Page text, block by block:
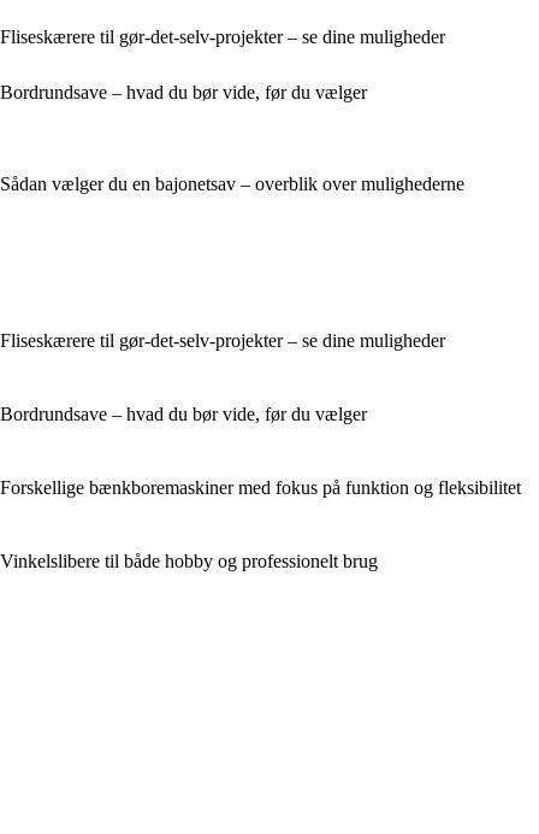
Fliseskærere til gør-det-selv-projekter – se dine muligheder
Bordrundsave – hvad du bør vide, før du vælger
Sådan vælger du en bajonetsav – overblik over mulighederne
Fliseskærere til gør-det-selv-projekter – se dine muligheder
Bordrundsave – hvad du bør vide, før du vælger
Forskellige bænkboremaskiner med fokus på funktion og fleksibilitet
Vinkelslibere til både hobby og professionelt brug